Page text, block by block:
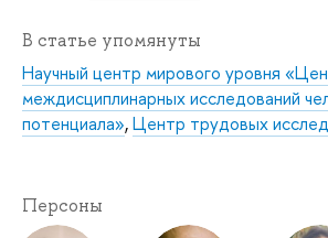
В статье упомянуты
Научный центр мирового уровня
междисциплинарных исследований
потенциала»,Центр трудовых
Персоны